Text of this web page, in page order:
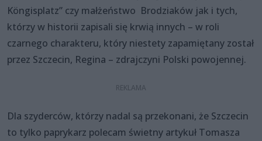
Köngisplatz” czy małżeństwo Brodziaków jak i tych,
którzy w historii zapisali się krwią innych – w roli
czarnego charakteru, który niestety zapamiętany został
przez Szczecin, Regina – zdrajczyni Polski powojennej.
Dla szyderców, którzy nadal są przekonani, że Szczecin
to tylko paprykarz polecam świetny artykuł Tomasza